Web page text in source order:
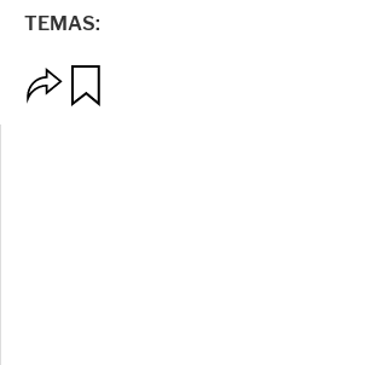
TEMAS:
p